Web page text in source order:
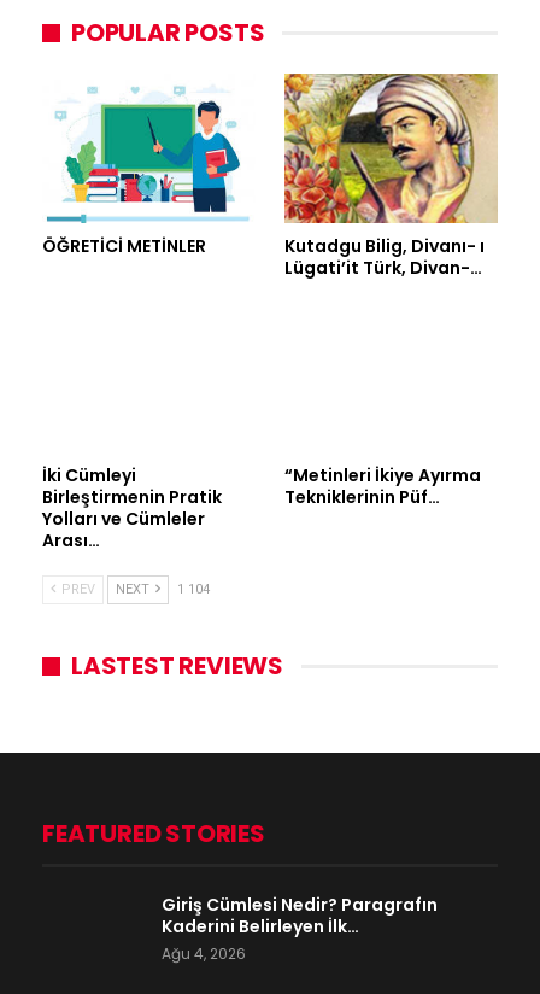
POPULAR POSTS
ÖĞRETİCİ METİNLER
Kutadgu Bilig, Divanı- ı
Lügati’it Türk, Divan-…
İki Cümleyi
Birleştirmenin Pratik
Yolları ve Cümleler
Arası…
“Metinleri İkiye Ayırma
Tekniklerinin Püf…
PREV NEXT 1 104
LASTEST REVIEWS
FEATURED STORIES
Giriş Cümlesi Nedir? Paragrafın
Kaderini Belirleyen İlk…
Ağu 4, 2026